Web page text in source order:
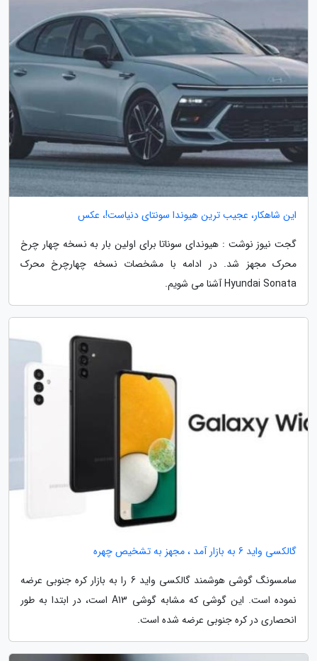
این شاهکار، عجیب ترین هیوندا سونتای دنیاست!، عکس
گجت نیوز نوشت : هیوندای سوناتا برای اولین بار به نسخه چهار چرخ
محرک مجهز شد. در ادامه با مشخصات نسخه چهارچرخ محرک
Hyundai Sonata آشنا می شویم.
گالکسی واید 6 به بازار آمد ، مجهز به تشخیص چهره
سامسونگ گوشی هوشمند گالکسی واید 6 را به بازار کره جنوبی عرضه
نموده است. این گوشی که مشابه گوشی A13 است، در ابتدا به طور
انحصاری در کره جنوبی عرضه شده است.